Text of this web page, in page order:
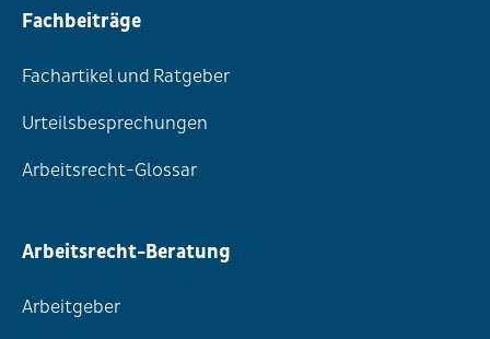
Fachbeiträge
Fachartikel und Ratgeber
Urteilsbesprechungen
Arbeitsrecht-Glossar
Arbeitsrecht-Beratung
Arbeitgeber